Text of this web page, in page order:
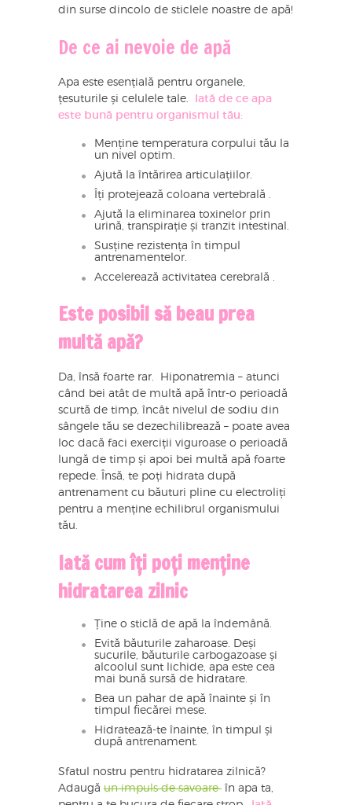
din surse dincolo de sticlele noastre de apă!
De ce ai nevoie de apă
Apa este esențială pentru organele,
țesuturile și celulele tale.
Iată de ce apa
este bună pentru organismul tău:
Menține temperatura corpului tău la
un nivel optim.
Ajută la întărirea articulațiilor.
Îți protejează coloana vertebrală .
Ajută la eliminarea toxinelor prin
urină, transpirație și tranzit intestinal.
Susține rezistența în timpul
antrenamentelor.
Accelerează activitatea cerebrală .
Este posibil să beau prea
multă apă?
Da, însă foarte rar. Hiponatremia – atunci
când bei atât de multă apă într-o perioadă
scurtă de timp, încât nivelul de sodiu din
sângele tău se dezechilibrează – poate avea
loc dacă faci exerciții viguroase o perioadă
lungă de timp și apoi bei multă apă foarte
repede. Însă, te poți hidrata după
antrenament cu băuturi pline cu electroliți
pentru a menține echilibrul organismului
tău.
Iată cum îți poți menține
hidratarea zilnic
Ține o sticlă de apă la îndemână.
Evită băuturile zaharoase. Deși
sucurile, băuturile carbogazoase și
alcoolul sunt lichide, apa este cea
mai bună sursă de hidratare.
Bea un pahar de apă înainte și în
timpul fiecărei mese.
Hidratează-te înainte, în timpul și
după antrenament.
Sfatul nostru pentru hidratarea zilnică?
Adaugă un impuls de savoare în apa ta,